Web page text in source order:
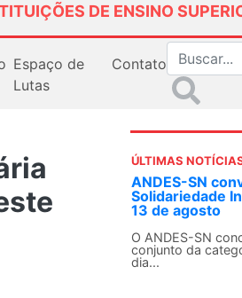
DE ENSINO
Espaço de
Lutas
Contato
ÚLTIMAS
docentes para Dia de
com Cuba em
suas seções sindicais e o
docente a construírem, no
ex-